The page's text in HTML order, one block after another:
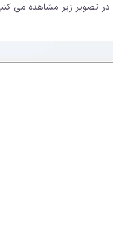
در تصویر زیر مشاهده می